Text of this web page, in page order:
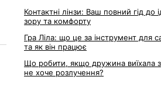
Контактні лінзи: Ваш повний гід до
зору та комфорту
Гра Ліла: що це за інструмент для
та як він працює
Що робити, якщо дружина виїхала
не хоче розлучення?